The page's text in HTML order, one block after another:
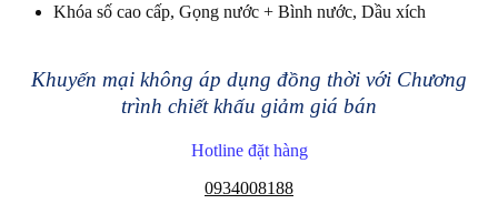
Khóa số cao cấp, Gọng nước + Bình nước, Dầu xích
Khuyến mại không áp dụng đồng thời với Chương
trình chiết khấu giảm giá bán
Hotline đặt hàng
0934008188